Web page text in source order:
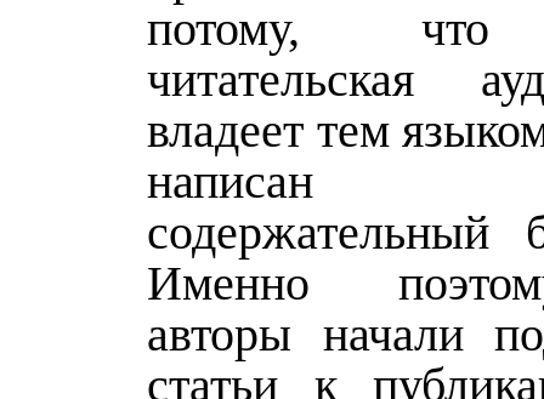
потому, что
читательская
владеет тем
написан
содержательный
Именно
авторы начали
статьи к